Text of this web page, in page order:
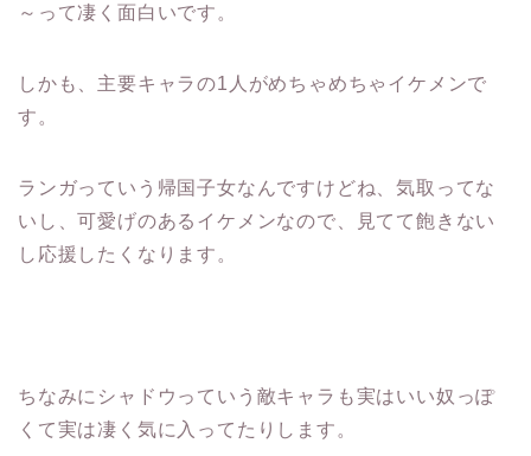
～って凄く面白いです。
しかも、主要キャラの1人がめちゃめちゃイケメンで
す。
ランガっていう帰国子女なんですけどね、気取ってな
いし、可愛げのあるイケメンなので、見てて飽きない
し応援したくなります。
ちなみにシャドウっていう敵キャラも実はいい奴っぽ
くて実は凄く気に入ってたりします。